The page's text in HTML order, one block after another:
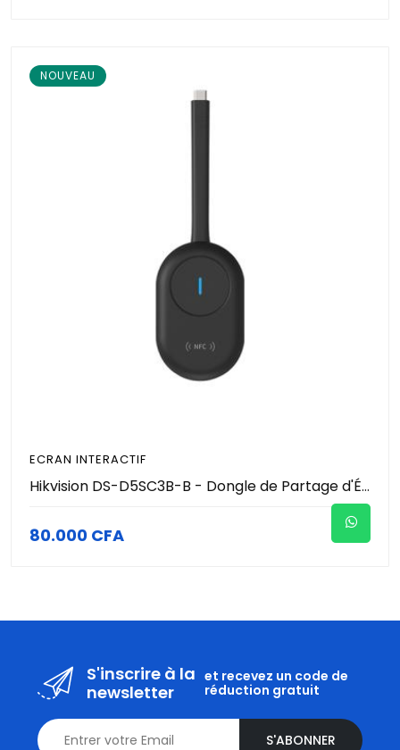
NOUVEAU
ECRAN INTERACTIF
Hikvision DS-D5SC3B-B - Dongle de Partage d'Écran Sans Fil 4K - USB Type-C Plug & Play - Wi-Fi Dual Band 2.4G/5G & NFC - Pour Écran Tactile Interactif Hikvision
80.000 CFA
S'inscrire à la
newsletter
et recevez un code de
réduction gratuit
S'ABONNER